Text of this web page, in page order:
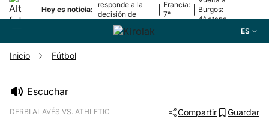
Hoy es noticia:
responde a la
decisión de
Oriamendi
Francia:
7ª
Burgos:
4ª etapa
ES
Inicio Fútbol
Escuchar
DERBI ALAVÉS VS. ATHLETIC Compartir Guardar